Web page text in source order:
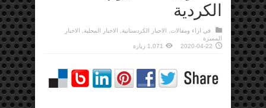
الكردية
في اراء ومقالات الاخبار الكردستانية الاخبار المحلية
الاخبار
المميزة
2020-04-22
1,071 زيارة